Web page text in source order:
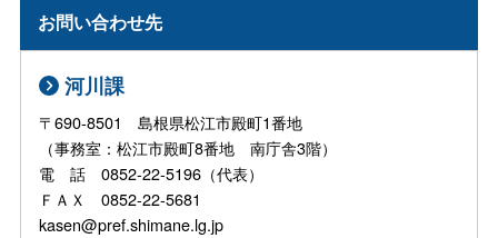
お問い合わせ先
河川課
〒690-8501 島根県松江市殿町1番地
（事務室：松江市殿町8番地 南庁舎3階）
電 話 0852-22-5196（代表）
ＦＡＸ 0852-22-5681
kasen@pref.shimane.lg.jp